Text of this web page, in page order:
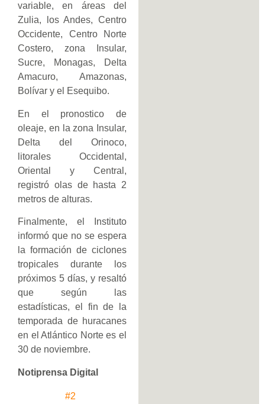
variable, en áreas del
Zulia, los Andes, Centro
Occidente, Centro Norte
Costero, zona Insular,
Sucre, Monagas, Delta
Amacuro, Amazonas,
Bolívar y el Esequibo.
En el pronostico de
oleaje, en la zona Insular,
Delta del Orinoco,
litorales Occidental,
Oriental y Central,
registró olas de hasta 2
metros de alturas.
Finalmente, el Instituto
informó que no se espera
la formación de ciclones
tropicales durante los
próximos 5 días, y resaltó
que según las
estadísticas, el fin de la
temporada de huracanes
en el Atlántico Norte es el
30 de noviembre.
Notiprensa Digital
#2